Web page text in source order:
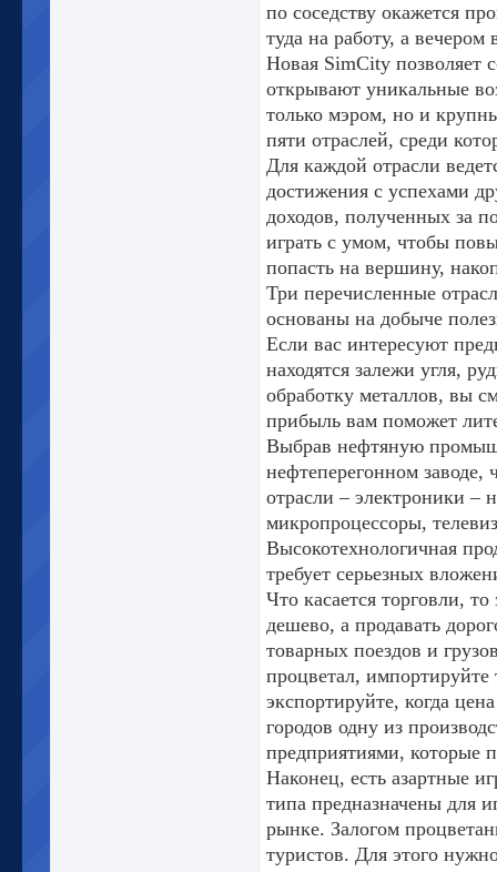
по соседству окажется
туда на работу, а вечером
Новая SimCity позволяет
открывают уникальные
только мэром, но и
пяти отраслей, среди
Для каждой отрасли
достижения с успехами
доходов, полученных за
играть с умом, чтобы
попасть на вершину,
Три перечисленные
основаны на добыче
Если вас интересуют
находятся залежи угля,
обработку металлов, вы
прибыль вам поможет
Выбрав нефтяную
нефтеперегонном заводе,
отрасли – электроники –
микропроцессоры,
Высокотехнологичная
требует серьезных
Что касается торговли,
дешево, а продавать
товарных поездов и
процветал, импортируйте
экспортируйте, когда
городов одну из
предприятиями, которые
Наконец, есть азартные
типа предназначены для
рынке. Залогом
туристов. Для этого